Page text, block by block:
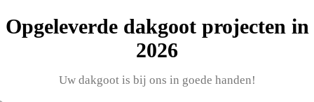
Opgeleverde dakgoot projecten in
2026
Uw dakgoot is bij ons in goede handen!